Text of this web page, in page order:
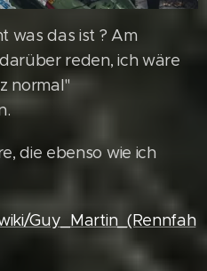
was das ist ? Am
reden, ich wäre
normal"
die ebenso wie ich
Guy_Martin_(Rennfah